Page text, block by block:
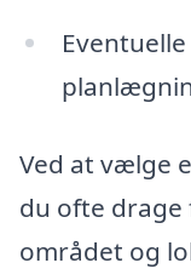
Ved at vælge
du ofte drage
området og